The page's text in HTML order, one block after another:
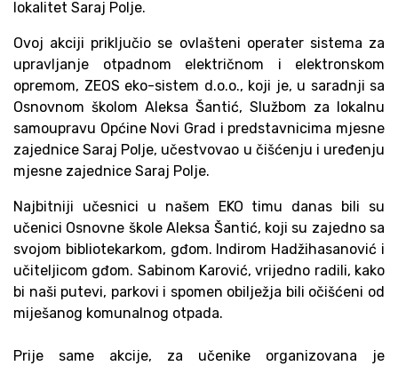
lokalitet Saraj Polje.
Ovoj akciji priključio se ovlašteni operater sistema za
upravljanje otpadnom električnom i elektronskom
opremom, ZEOS eko-sistem d.o.o., koji je, u saradnji sa
Osnovnom školom Aleksa Šantić, Službom za lokalnu
samoupravu Općine Novi Grad i predstavnicima mjesne
zajednice Saraj Polje, učestvovao u čišćenju i uređenju
mjesne zajednice Saraj Polje.
Najbitniji učesnici u našem EKO timu danas bili su
učenici Osnovne škole Aleksa Šantić, koji su zajedno sa
svojom bibliotekarkom, gđom. Indirom Hadžihasanović i
učiteljicom gđom. Sabinom Karović, vrijedno radili, kako
bi naši putevi, parkovi i spomen obilježja bili očišćeni od
miješanog komunalnog otpada.
Prije same akcije, za učenike organizovana je